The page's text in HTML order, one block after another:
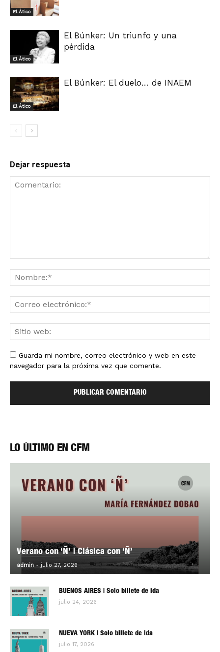
El Ático
El Ático
El Búnker: Un triunfo y una
pérdida
El Ático
El Búnker: El duelo… de INAEM
Dejar respuesta
Guarda mi nombre, correo electrónico y web en este
navegador para la próxima vez que comente.
LO ÚLTIMO EN CFM
Verano con ‘Ñ’ | Clásica con ‘Ñ’
admin - julio 27, 2026 0
BUENOS AIRES | Solo billete de ida
julio 24, 2026
NUEVA YORK | Solo billete de ida
julio 17, 2026